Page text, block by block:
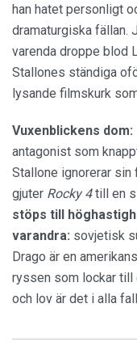
han hatet personligt
dramaturgiska fällan.
varenda droppe blod
Stallones ständiga
lysande filmskurk
Vuxenblickens dom:
antagonist som
Stallone ignorerar
gjuter Rocky 4till en
stöps till
varandra: sovjetisk
Drago är en
ryssen som lockar till
och lov är det i alla